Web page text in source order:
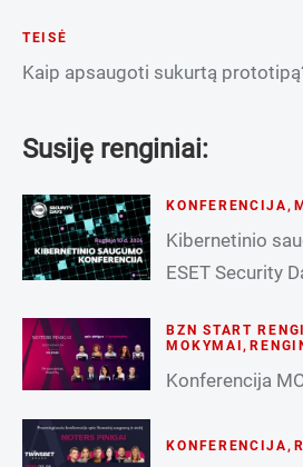
TEISĖ
Kaip apsaugoti sukurtą
Susiję renginiai:
KONFERENCIJA ,
Kibernetinio
ESET Security
BZN START
MOKYMAI ,
Konferencija
KONFERENCIJA ,